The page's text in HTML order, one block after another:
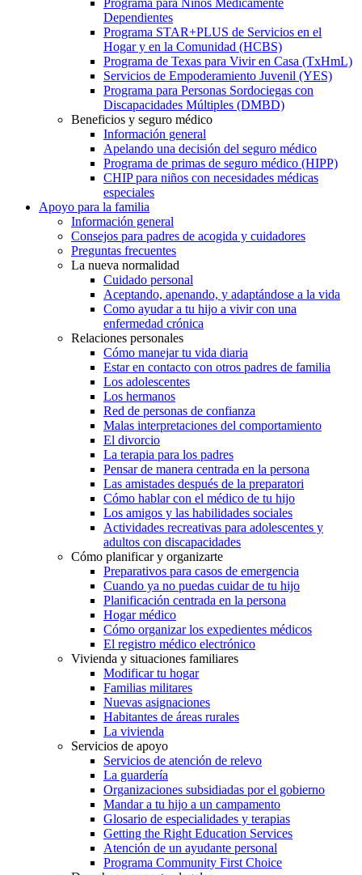
Dependientes
Programa STAR+PLUS de Servicios en el
Hogar y en la Comunidad (HCBS)
Programa de Texas para Vivir en Casa (TxHmL)
Servicios de Empoderamiento Juvenil (YES)
Programa para Personas Sordociegas con
Discapacidades Múltiples (DMBD)
Beneficios y seguro médico
Información general
Apelando una decisión del seguro médico
Programa de primas de seguro médico (HIPP)
CHIP para niños con necesidades médicas
especiales
Apoyo para la familia
Información general
Consejos para padres de acogida y cuidadores
Preguntas frecuentes
La nueva normalidad
Cuidado personal
Aceptando, apenando, y adaptándose a la vida
Como ayudar a tu hijo a vivir con una
enfermedad crónica
Relaciones personales
Cómo manejar tu vida diaria
Estar en contacto con otros padres de familia
Los adolescentes
Los hermanos
Red de personas de confianza
Malas interpretaciones del comportamiento
El divorcio
La terapia para los padres
Pensar de manera centrada en la persona
Las amistades después de la preparatori
Cómo hablar con el médico de tu hijo
Los amigos y las habilidades sociales
Actividades recreativas para adolescentes y
adultos con discapacidades
Cómo planificar y organizarte
Preparativos para casos de emergencia
Cuando ya no puedas cuidar de tu hijo
Planificación centrada en la persona
Hogar médico
Cómo organizar los expedientes médicos
El registro médico electrónico
Vivienda y situaciones familiares
Modificar tu hogar
Familias militares
Nuevas asignaciones
Habitantes de áreas rurales
La vivienda
Servicios de apoyo
Servicios de atención de relevo
La guardería
Organizaciones subsidiadas por el gobierno
Mandar a tu hijo a un campamento
Glosario de especialidades y terapias
Getting the Right Education Services
Atención de un ayudante personal
Programa Community First Choice